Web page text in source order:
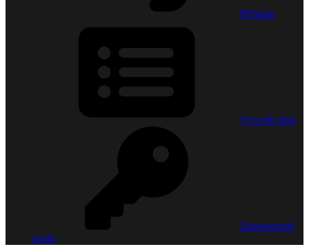
Přihlásit
Vytvořit účet
Zapomenuté
heslo